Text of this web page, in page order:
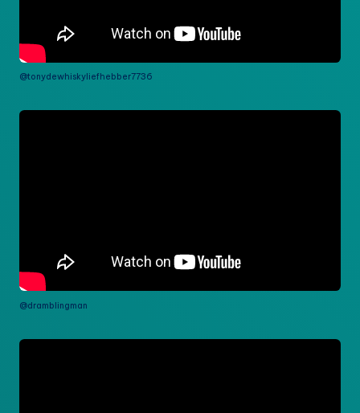
@tonydewhiskyliefhebber7736
@dramblingman